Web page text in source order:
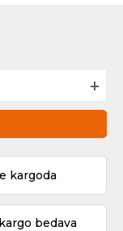
kargoda
bedava